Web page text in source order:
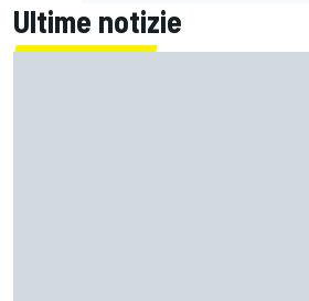
Ultime notizie